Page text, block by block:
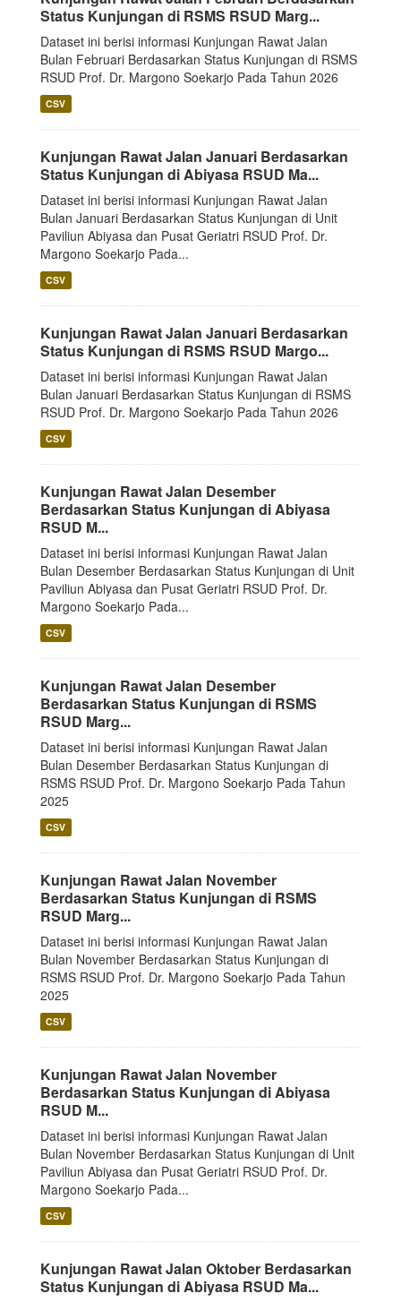
Status Kunjungan di RSMS RSUD Marg...
Dataset ini berisi informasi Kunjungan Rawat Jalan
Bulan Februari Berdasarkan Status Kunjungan di RSMS
RSUD Prof. Dr. Margono Soekarjo Pada Tahun 2026
CSV
Kunjungan Rawat Jalan Januari Berdasarkan
Status Kunjungan di Abiyasa RSUD Ma...
Dataset ini berisi informasi Kunjungan Rawat Jalan
Bulan Januari Berdasarkan Status Kunjungan di Unit
Paviliun Abiyasa dan Pusat Geriatri RSUD Prof. Dr.
Margono Soekarjo Pada...
CSV
Kunjungan Rawat Jalan Januari Berdasarkan
Status Kunjungan di RSMS RSUD Margo...
Dataset ini berisi informasi Kunjungan Rawat Jalan
Bulan Januari Berdasarkan Status Kunjungan di RSMS
RSUD Prof. Dr. Margono Soekarjo Pada Tahun 2026
CSV
Kunjungan Rawat Jalan Desember
Berdasarkan Status Kunjungan di Abiyasa
RSUD M...
Dataset ini berisi informasi Kunjungan Rawat Jalan
Bulan Desember Berdasarkan Status Kunjungan di Unit
Paviliun Abiyasa dan Pusat Geriatri RSUD Prof. Dr.
Margono Soekarjo Pada...
CSV
Kunjungan Rawat Jalan Desember
Berdasarkan Status Kunjungan di RSMS
RSUD Marg...
Dataset ini berisi informasi Kunjungan Rawat Jalan
Bulan Desember Berdasarkan Status Kunjungan di
RSMS RSUD Prof. Dr. Margono Soekarjo Pada Tahun
2025
CSV
Kunjungan Rawat Jalan November
Berdasarkan Status Kunjungan di RSMS
RSUD Marg...
Dataset ini berisi informasi Kunjungan Rawat Jalan
Bulan November Berdasarkan Status Kunjungan di
RSMS RSUD Prof. Dr. Margono Soekarjo Pada Tahun
2025
CSV
Kunjungan Rawat Jalan November
Berdasarkan Status Kunjungan di Abiyasa
RSUD M...
Dataset ini berisi informasi Kunjungan Rawat Jalan
Bulan November Berdasarkan Status Kunjungan di Unit
Paviliun Abiyasa dan Pusat Geriatri RSUD Prof. Dr.
Margono Soekarjo Pada...
CSV
Kunjungan Rawat Jalan Oktober Berdasarkan
Status Kunjungan di Abiyasa RSUD Ma...